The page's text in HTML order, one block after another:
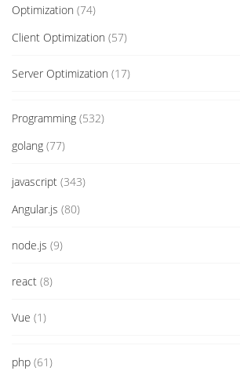
Optimization (74)
Client Optimization (57)
Server Optimization (17)
Programming (532)
golang (77)
javascript (343)
Angular.js (80)
node.js (9)
react (8)
Vue (1)
php (61)